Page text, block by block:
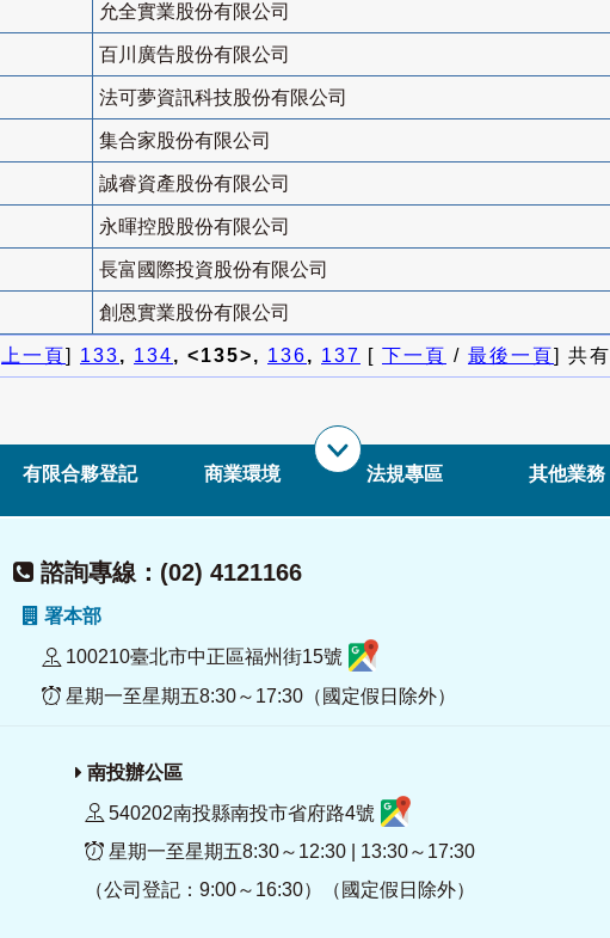
允全實業股份有限公司
百川廣告股份有限公司
法可夢資訊科技股份有限公司
集合家股份有限公司
誠睿資產股份有限公司
永暉控股股份有限公司
長富國際投資股份有限公司
創恩實業股份有限公司
上一頁] 133, 134, <135>, 136, 137 [ 下一頁 / 最後一頁] 共有
有限合夥登記 商業環境 法規專區 其他業務
諮詢專線：(02) 4121166
署本部
100210臺北市中正區福州街15號
星期一至星期五8:30～17:30（國定假日除外）
南投辦公區
540202南投縣南投市省府路4號
星期一至星期五8:30～12:30 | 13:30～17:30
（公司登記：9:00～16:30）（國定假日除外）